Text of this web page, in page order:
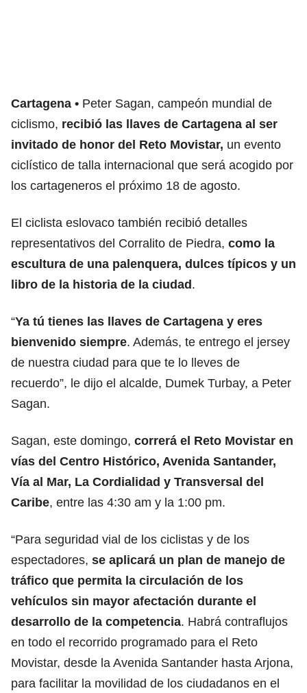
Cartagena
Peter Sagan, campeón mundial de
ciclismo, recibió las llaves de Cartagena al ser
invitado de honor del Reto Movistar, un evento
ciclístico de talla internacional que será acogido por
los cartageneros el próximo 18 de agosto.
El ciclista eslovaco también recibió detalles
representativos del Corralito de Piedra, como la
escultura de una palenquera, dulces típicos y un
libro de la historia de la ciudad.
“Ya tú tienes las llaves de Cartagena y eres
bienvenido siempre. Además, te entrego el jersey
de nuestra ciudad para que te lo lleves de
recuerdo”, le dijo el alcalde, Dumek Turbay, a Peter
Sagan.
Sagan, este domingo, correrá el Reto Movistar en
vías del Centro Histórico, Avenida Santander,
Vía al Mar, La Cordialidad y Transversal del
Caribe, entre las 4:30 am y la 1:00 pm.
“Para seguridad vial de los ciclistas y de los
espectadores, se aplicará un plan de manejo de
tráfico que permita la circulación de los
vehículos sin mayor afectación durante el
desarrollo de la competencia. Habrá contraflujos
en todo el recorrido programado para el Reto
Movistar, desde la Avenida Santander hasta Arjona,
para facilitar la movilidad de los ciudadanos en el